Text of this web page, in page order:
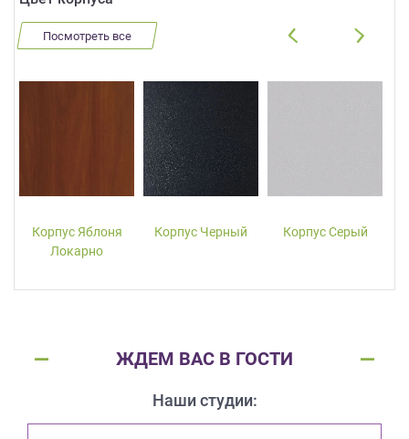
Посмотреть все
Корпус Яблоня
Локарно
Корпус Черный Корпус Серый
ЖДЕМ ВАС В ГОСТИ
Наши студии: